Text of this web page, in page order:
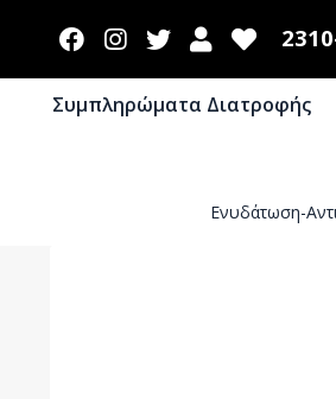
Συμπληρώματα Διατροφής
Ενυδάτωση-